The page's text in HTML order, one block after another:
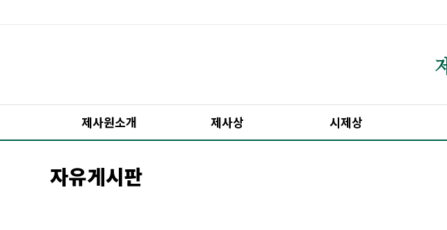
제사원소개 제사상 시제상
자유게시판